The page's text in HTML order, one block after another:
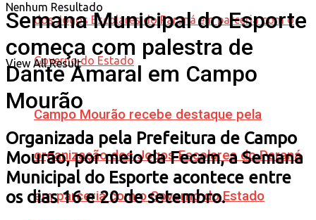
Campo Mourão recebe destaque pela
organização dos Jogos Escolares do Paraná
em parceria com o Governo do Estado
Nenhum Resultado
View All Result
Semana Municipal do Esporte
começa com palestra de
Dante Amaral em Campo
Mourão
Organizada pela Prefeitura de Campo
Mourão, por meio da Fecam, a Semana
Municipal do Esporte acontece entre
os dias 16 e 20 de setembro.